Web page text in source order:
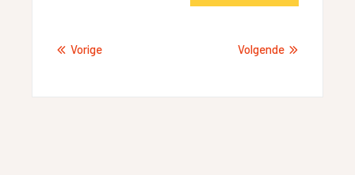
Vorige Volgende